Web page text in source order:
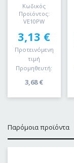
Κωδικός
Προϊόντος:
VE10PW
3,13 €
Προτεινόμενη
τιμή
Προμηθευτή:
3,68€
Παρόμοια προϊόντα